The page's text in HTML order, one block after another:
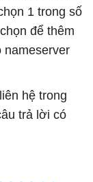
1 trong số
để thêm
nameserver
hệ trong
trả lời có